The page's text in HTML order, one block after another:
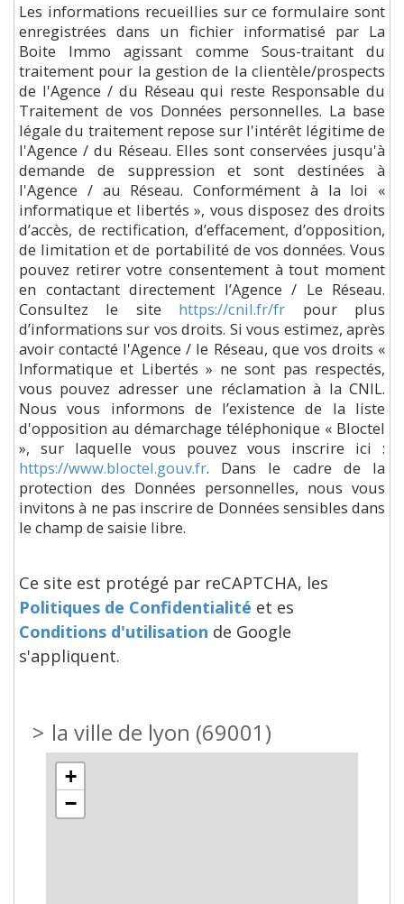
Les informations recueillies sur ce formulaire sont
enregistrées dans un fichier informatisé par La
Boite Immo agissant comme Sous-traitant du
traitement pour la gestion de la clientèle/prospects
de l'Agence / du Réseau qui reste Responsable du
Traitement de vos Données personnelles. La base
légale du traitement repose sur l'intérêt légitime de
l'Agence / du Réseau. Elles sont conservées jusqu'à
demande de suppression et sont destinées à
l'Agence / au Réseau. Conformément à la loi «
informatique et libertés », vous disposez des droits
d’accès, de rectification, d’effacement, d’opposition,
de limitation et de portabilité de vos données. Vous
pouvez retirer votre consentement à tout moment
en contactant directement l’Agence / Le Réseau.
Consultez le site https://cnil.fr/fr pour plus
d’informations sur vos droits. Si vous estimez, après
avoir contacté l'Agence / le Réseau, que vos droits «
Informatique et Libertés » ne sont pas respectés,
vous pouvez adresser une réclamation à la CNIL.
Nous vous informons de l’existence de la liste
d'opposition au démarchage téléphonique « Bloctel
», sur laquelle vous pouvez vous inscrire ici :
https://www.bloctel.gouv.fr. Dans le cadre de la
protection des Données personnelles, nous vous
invitons à ne pas inscrire de Données sensibles dans
le champ de saisie libre.
Ce site est protégé par reCAPTCHA, les
Politiques de Confidentialité et es
Conditions d'utilisation de Google
s'appliquent.
> la ville de lyon (69001)
+
−